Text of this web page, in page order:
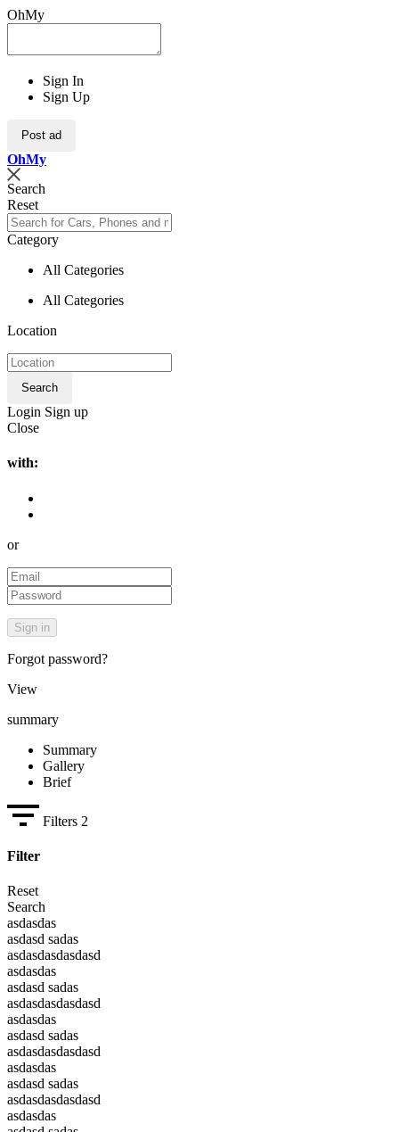
OhMy
Sign In
Sign Up
Post ad
OhMy
Search
Reset
Category
All Categories
All Categories
Location
Search
Login Sign up
Close
with:
or
Forgot password?
View
summary
Summary
Gallery
Brief
Filters 2
Filter
Reset
Search
asdasdas
asdasd sadas
asdasdasdasdasd
asdasdas
asdasd sadas
asdasdasdasdasd
asdasdas
asdasd sadas
asdasdasdasdasd
asdasdas
asdasd sadas
asdasdasdasdasd
asdasdas